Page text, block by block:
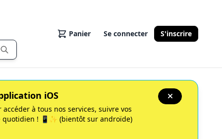
Panier Se connecter S'inscrire
iOS
à tous nos services, suivre vos
quotidien ! 📱✨ (bientôt sur androïde)